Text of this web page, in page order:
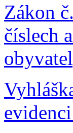
Zákon
číslech